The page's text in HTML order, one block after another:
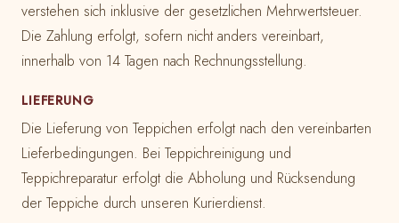
verstehen sich inklusive der gesetzlichen Mehrwertsteuer.
Die Zahlung erfolgt, sofern nicht anders vereinbart,
innerhalb von 14 Tagen nach Rechnungsstellung.
LIEFERUNG
Die Lieferung von Teppichen erfolgt nach den vereinbarten
Lieferbedingungen. Bei Teppichreinigung und
Teppichreparatur erfolgt die Abholung und Rücksendung
der Teppiche durch unseren Kurierdienst.